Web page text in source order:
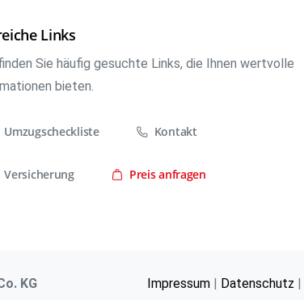
Links
Sie häufig gesuchte Links, die Ihnen wertvolle
bieten.
Umzugscheckliste Kontakt
Versicherung Preis anfragen
KG
Impressum | Datenschutz |